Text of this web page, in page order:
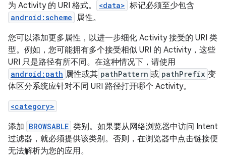
为 Activity 的 URI 格式。
<data> 标记必须至少包含
android:scheme 属性。
您可以添加更多属性，以进一步细化 Activity 接受的 URI 类
型。例如，您可能拥有多个接受相似 URI 的 Activity，这些
URI 只是路径有所不同。在这种情况下，请使用
android:path 属性或其 pathPattern 或 pathPrefix 变
体区分系统应针对不同 URI 路径打开哪个 Activity。
<category>
添加 BROWSABLE 类别。如果要从网络浏览器中访问 Intent
过滤器，就必须提供该类别。否则，在浏览器中点击链接便
无法解析为您的应用。